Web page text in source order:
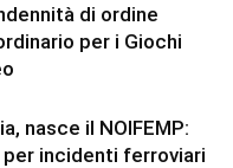
di ordine
per i Giochi
nasce il NOIFEMP:
incidenti ferroviari